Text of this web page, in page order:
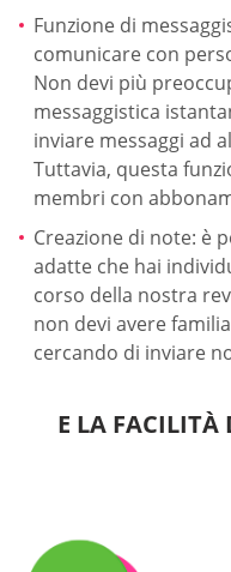
Funzione di
comunicare con
Non devi più
messaggistica
inviare messaggi ad
Tuttavia, questa
membri con
Creazione di note: è
adatte che hai
corso della nostra
non devi avere
cercando di inviare
E LA FACILITÀ